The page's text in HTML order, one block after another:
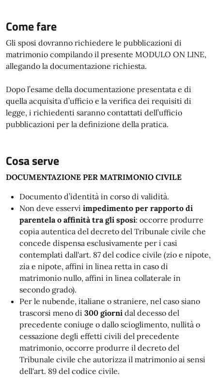
Come fare
Gli sposi dovranno richiedere le pubblicazioni di
matrimonio compilando il presente MODULO ON LINE,
allegando la documentazione richiesta.
Dopo l’esame della documentazione presentata e di
quella acquisita d’ufficio e la verifica dei requisiti di
legge, i richiedenti saranno contattati dell’ufficio
pubblicazioni per la definizione della pratica.
Cosa serve
DOCUMENTAZIONE PER MATRIMONIO CIVILE
Documento d’identità in corso di validità.
Non deve esservi impedimento per rapporto di
parentela o affinità tra gli sposi: occorre produrre
copia autentica del decreto del Tribunale civile che
concede dispensa esclusivamente per i casi
contemplati dall'art. 87 del codice civile (zio e nipote,
zia e nipote, affini in linea retta in caso di
matrimonio nullo, affini in linea collaterale in
secondo grado).
Per le nubende, italiane o straniere, nel caso siano
trascorsi meno di 300 giorni dal decesso del
precedente coniuge o dallo scioglimento, nullità o
cessazione degli effetti civili del precedente
matrimonio, occorre produrre il decreto del
Tribunale civile che autorizza il matrimonio ai sensi
dell'art. 89 del codice civile.